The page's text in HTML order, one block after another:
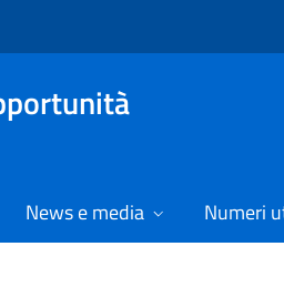
News e media Numeri